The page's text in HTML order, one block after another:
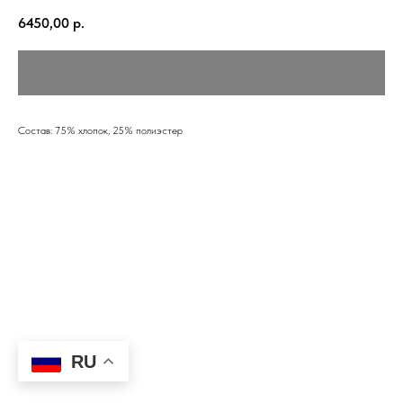
RU
6450,00 р.
Состав: 75% хлопок, 25% полиэстер